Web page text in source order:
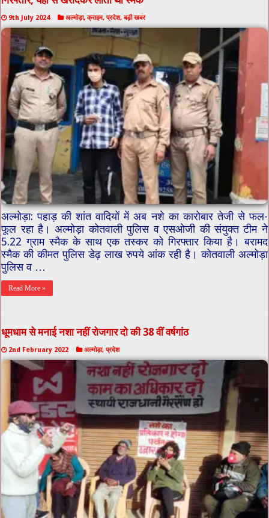
9th July 2024 अल्मोड़ा,क्राइम,प्रदेश,बड़ी खबर
अल्मोड़ा: पहाड़ की शांत वादियों में अब नशे का कारोबार तेजी से फल-
फूल रहा है। अल्मोड़ा कोतवाली पुलिस व एसओजी की संयुक्त टीम ने
5.22 ग्राम स्मैक के साथ एक तस्कर को गिरफ्तार किया है। बरामद
स्मैक की कीमत पुलिस डेढ़ लाख रुपये आंक रही है। कोतवाली अल्मोड़ा
पुलिस व …
Read More »
धूमधाम से मनाई नशा नहीं रोजगार दो की 38 वीं वर्षगांठ
2nd February 2022 अल्मोड़ा,प्रदेश